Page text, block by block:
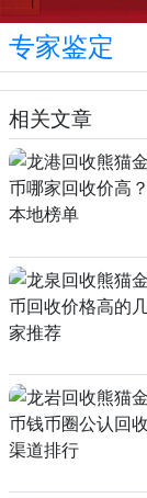
专家鉴定
相关文章